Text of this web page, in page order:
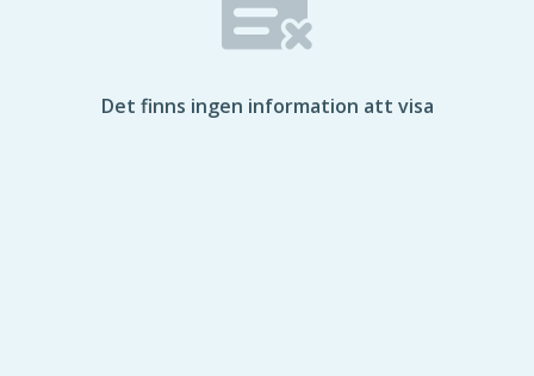
Det finns ingen information att visa